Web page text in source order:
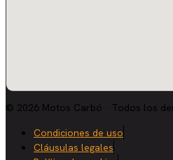
© 2026 Motos Carbó · Todos los
Condiciones de uso
Cláusulas legales